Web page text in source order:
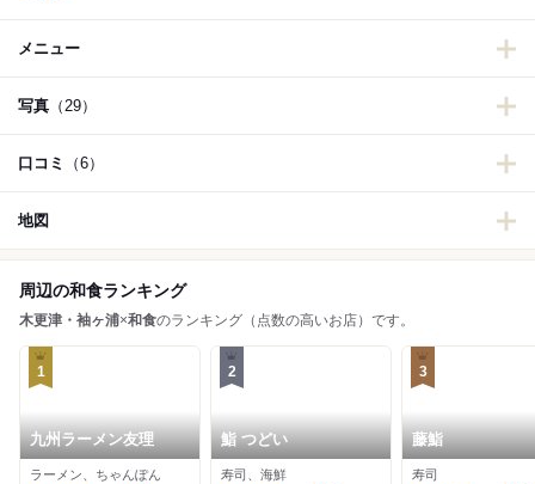
メニュー
写真 （29）
口コミ （6）
地図
周辺の和食ランキング
木更津・袖ヶ浦×和食のランキング（点数の高いお店）です。
1
九州ラーメン友理
ラーメン、ちゃんぽん
2
鮨 つどい
寿司、海鮮
3
藤鮨
寿司